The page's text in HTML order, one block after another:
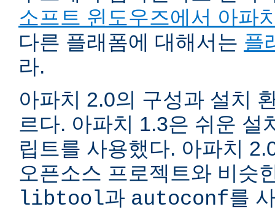
소프트 윈도우즈에서 아파
다른 플래폼에 대해서는 플
라.
아파치 2.0의 구성과 설치
르다. 아파치 1.3은 쉬운 설
립트를 사용했다. 아파치
오픈소스 프로젝트와 비슷
libtool과 autoconf를